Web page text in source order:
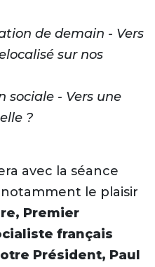
de demain - Vers
sur nos
sociale - Vers une
?
avec la séance
le plaisir
Premier
français
Président, Paul